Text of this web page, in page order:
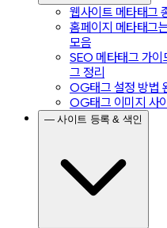
웹사이트 메타태그
홈페이지 메타태그
모음
SEO 메타태그 가이
그 정리
OG태그 설정 방법
OG태그 이미지 사
— 사이트 등록 & 색인